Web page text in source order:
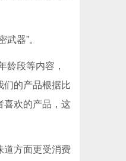
器”。
龄段等内容，
们的产品根据比
喜欢的产品，这
道方面更受消费